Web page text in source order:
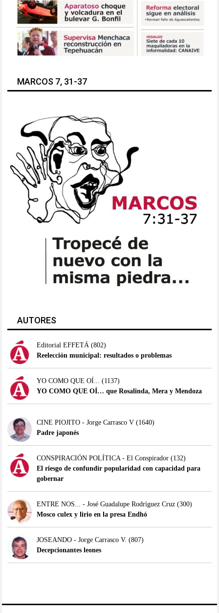
MARCOS 7, 31-37
AUTORES
Editorial EFFETÁ(802)
Reelección municipal: resultados o problemas
YO COMO QUE OÍ... (1137)
YO COMO QUE OÍ… que Rosalinda, Mera y Mendoza
CINE PIOJITO - Jorge Carrasco V(1640)
Padre japonés
CONSPIRACIÓN POLÍTICA - El Conspirador(132)
El riesgo de confundir popularidad con capacidad para
gobernar
ENTRE NOS... - José Guadalupe Rodríguez Cruz(300)
Mosco culex y lirio en la presa Endhó
JOSEANDO - Jorge Carrasco V. (807)
Decepcionantes leones